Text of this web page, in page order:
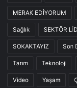
MERAK EDİYORUM
Sağlık SEKTÖR
SOKAKTAYIZ Son
Tarım Teknoloji
Video Yaşam